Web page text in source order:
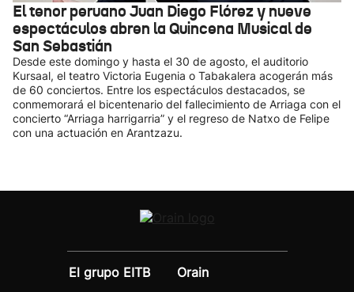
El tenor peruano Juan Diego Flórez y nueve
espectáculos abren la Quincena Musical de
San Sebastián
Desde este domingo y hasta el 30 de agosto, el auditorio
Kursaal, el teatro Victoria Eugenia o Tabakalera acogerán más
de 60 conciertos. Entre los espectáculos destacados, se
conmemorará el bicentenario del fallecimiento de Arriaga con el
concierto “Arriaga harrigarria” y el regreso de Natxo de Felipe
con una actuación en Arantzazu.
El grupo EITB
Orain